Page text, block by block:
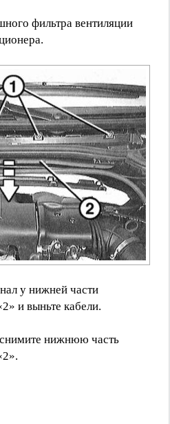
фильтра вентиляции
у нижней части
и выньте кабели.
нижнюю часть